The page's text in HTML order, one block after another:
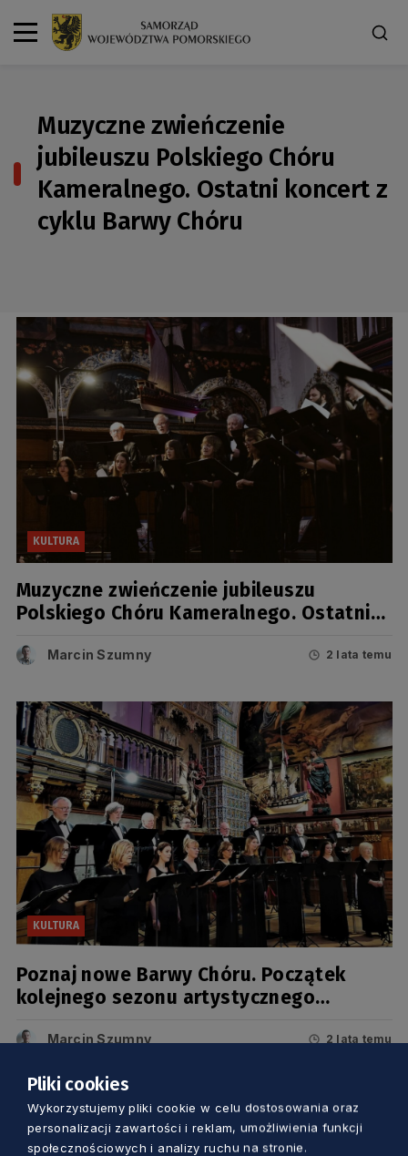
Muzyczne zwieńczenie
jubileuszu Polskiego Chóru
Kameralnego. Ostatni koncert z
cyklu Barwy Chóru
KULTURA
Muzyczne zwieńczenie jubileuszu
Polskiego Chóru Kameralnego. Ostatni
Marcin Szumny 2 lata temu
KULTURA
Poznaj nowe Barwy Chóru. Początek
kolejnego sezonu artystycznego
Marcin Szumny 2 lata temu
Pliki cookies
Wykorzystujemy pliki cookie w celu dostosowania oraz
personalizacji zawartości i reklam, umożliwienia funkcji
społecznościowych i analizy ruchu na stronie.